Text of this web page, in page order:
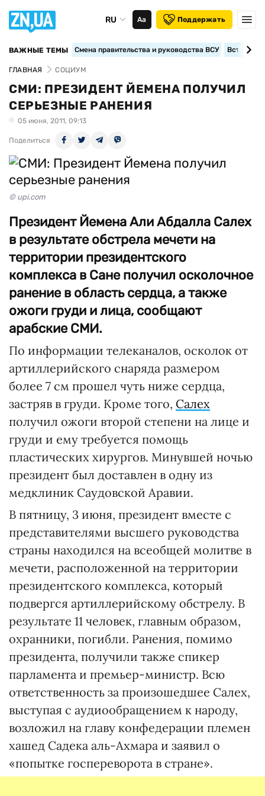
RU Аа Поддержать
ВАЖНЫЕ ТЕМЫ Смена правительства и руководства ВСУ
ГЛАВНАЯ СОЦИУМ
СМИ: ПРЕЗИДЕНТ ЙЕМЕНА ПОЛУЧИЛ
СЕРЬЕЗНЫЕ РАНЕНИЯ
05 июня, 2011, 09:13
Поделиться
© upi.com
Президент Йемена Али Абдалла Салех
в результате обстрела мечети на
территории президентского
комплекса в Сане получил осколочное
ранение в область сердца, а также
ожоги груди и лица, сообщают
арабские СМИ.
По информации телеканалов, осколок от
артиллерийского снаряда размером
более 7 см прошел чуть ниже сердца,
застряв в груди. Кроме того, Салех
получил ожоги второй степени на лице и
груди и ему требуется помощь
пластических хирургов. Минувшей ночью
президент был доставлен в одну из
медклиник Саудовской Аравии.
В пятницу, 3 июня, президент вместе с
представителями высшего руководства
страны находился на всеобщей молитве в
мечети, расположенной на территории
президентского комплекса, который
подвергся артиллерийскому обстрелу. В
результате 11 человек, главным образом,
охранники, погибли. Ранения, помимо
президента, получили также спикер
парламента и премьер-министр. Всю
ответственность за произошедшее Салех,
выступая с аудиообращением к народу,
возложил на главу конфедерации племен
хашед Садека аль-Ахмара и заявил о
«попытке госпереворота в стране».